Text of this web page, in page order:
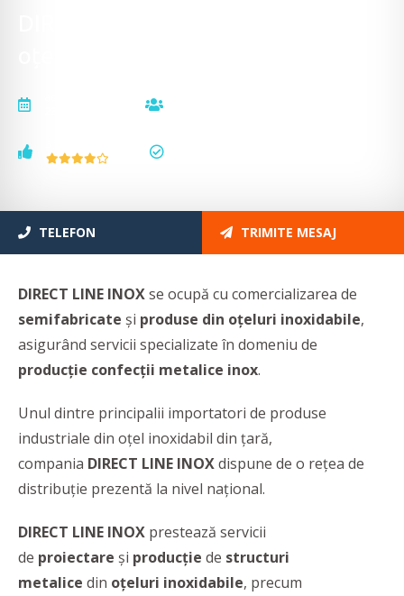
TELEFON TRIMITE MESAJ
DIRECT LINE INOXse ocupă cu comercializarea de
semifabricate şi produse din oţeluri inoxidabile,
asigurând servicii specializate în domeniu de
producţie confecţii metalice inox.
Unul dintre principalii importatori de produse
industriale din oţel inoxidabil din țară,
compania DIRECT LINE INOXdispune de o reţea de
distribuţie prezentă la nivel naţional.
DIRECT LINE INOX prestează servicii
de proiectare și producție de structuri
metalice din oțeluri inoxidabile, precum